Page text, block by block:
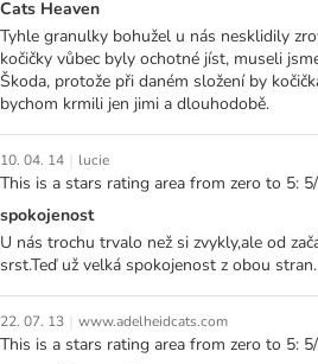
Cats Heaven
Tyhle granulky bohužel u nás nesklidily
kočičky vůbec byly ochotné jíst, museli
Škoda, protože při daném složení by
bychom krmili jen jimi a dlouhodobě.
10. 04. 14 | lucie
This is a stars rating area from zero to 5:
spokojenost
U nás trochu trvalo než si zvykly,ale od
srst.Teď už velká spokojenost z obou stran.
22. 07. 13 | www.adelheidcats.com
This is a stars rating area from zero to 5: